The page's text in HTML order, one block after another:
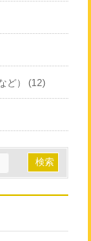
ど） (12)